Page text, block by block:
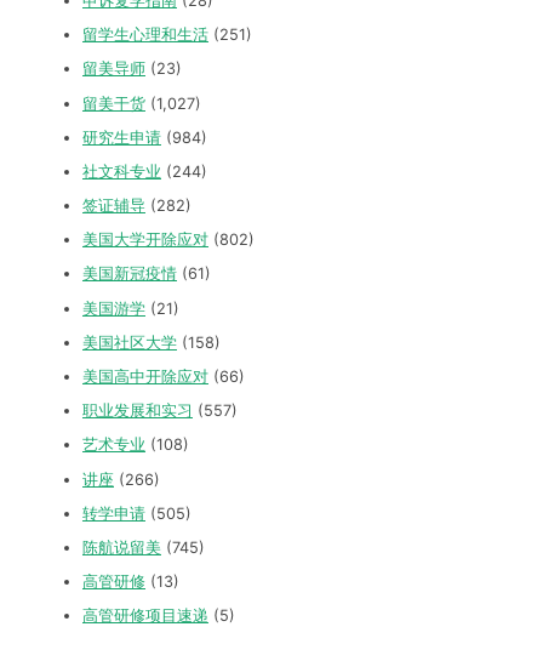
留学生心理和生活 (251)
留美导师 (23)
留美干货 (1,027)
研究生申请 (984)
社文科专业 (244)
签证辅导 (282)
美国大学开除应对 (802)
美国新冠疫情 (61)
美国游学 (21)
美国社区大学 (158)
美国高中开除应对 (66)
职业发展和实习 (557)
艺术专业 (108)
讲座 (266)
转学申请 (505)
陈航说留美 (745)
高管研修 (13)
高管研修项目速递 (5)